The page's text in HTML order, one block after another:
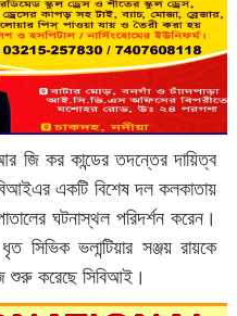
জি কর কান্ডের তদন্তের দায়িত্ব
একটি বিশেষ দল কলকাতায়
ঘটনাস্থল পরিদর্শন করেন।
সিভিক ভলান্টিয়ার সঞ্জয় রায়কে
শুরু করেছে সিবিআই।